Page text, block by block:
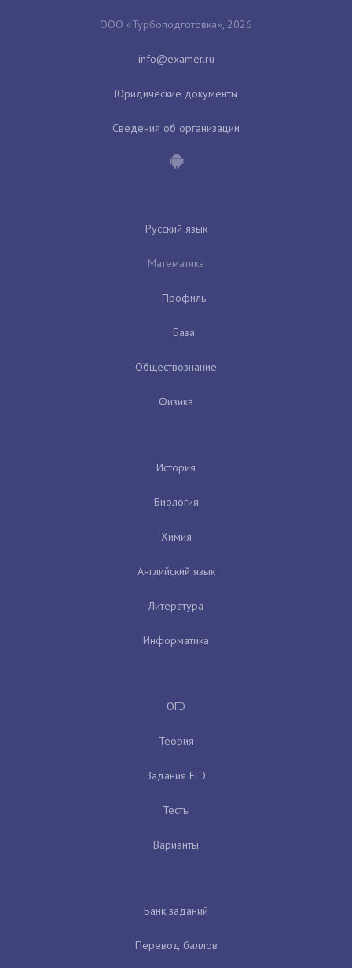
ООО «Турбоподготовка», 2026
Юридические документы
Сведения об организации
Русский язык
Математика
Профиль
База
Обществознание
Физика
История
Биология
Химия
Английский язык
Литература
Информатика
ОГЭ
Теория
Задания ЕГЭ
Тесты
Варианты
Банк заданий
Перевод баллов